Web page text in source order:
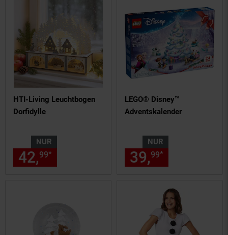
HTI-Living Leuchtbogen
Dorfidylle
NUR
42,99* € Sternchen
LEGO® Disney™
Adventskalender
NUR
39,99*